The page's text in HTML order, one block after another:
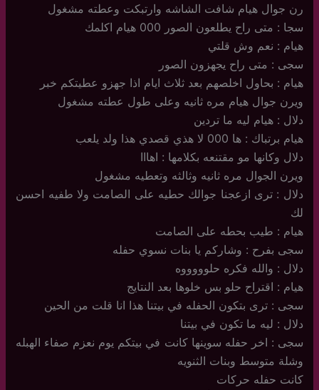
رن جوال هيام شافت الشاشه وارتبكت وعطته مشغول
سجا : متى راح يطلعون الصور 000 هيام اكلمك
هيام : نعم وش قلتي
سجى : متى راح يجهزون الصور
هيام : بحاول اخلصهم بعد ثلاث ايام اذا جهزو عطيتكم خبر
ويرن جوال هيام مره ثانيه وعلى طول عطته مشغول
دلال : هيام ليه ما تردين
هيام برتباك : ها 000 لا هذي قصدي هذا ولد يلعب
دلال وكانها مو مقتنعه بكلامها : اهااا
ويرن الجوال مره ثانيه وثالثه وتعطيه مشغول
دلال : ترى ازعجنا جوالك حطيه على الصامت ولا طفيه احسن
لك
هيام : طيب بحطه على الصامت
سجى بفرح : وشاركم يا بنات نسوي حفله
دلال : والله فكره حلوووووه
هيام : اقتراح حلو بس خلوها بعد النتايج
سجى : ترى بتكون الحفله في بيتنا هذا انا قلت من الحين
دلال : ليه ما تكون في بيتنا
سجى : اخر حفله سوينها كانت في بيتكم يوم نعزم صفاء الهبله
وشلة متوسط وبنات الثنويه
كانت حفله حركات